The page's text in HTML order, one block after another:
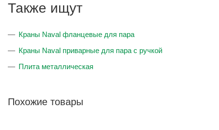
Также ищут
Краны Naval фланцевые для пара
Краны Naval приварные для пара с ручкой
Плита металлическая
Похожие товары